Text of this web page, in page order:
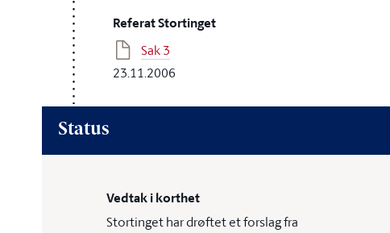
Referat Stortinget
Sak 3
23.11.2006
Status
Vedtak i korthet
Stortinget har drøftet et forslag fra